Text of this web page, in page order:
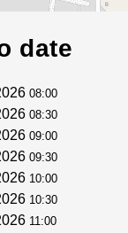
date
08:00
08:30
09:00
09:30
10:00
10:30
11:00